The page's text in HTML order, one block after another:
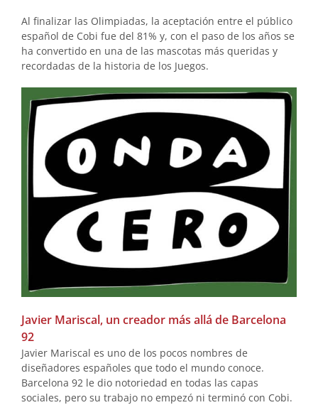
Al finalizar las Olimpiadas, la aceptación entre el público
español de Cobi fue del 81% y, con el paso de los años se
ha convertido en una de las mascotas más queridas y
recordadas de la historia de los Juegos.
Javier Mariscal, un creador más allá de Barcelona
92
Javier Mariscal es uno de los pocos nombres de
diseñadores españoles que todo el mundo conoce.
Barcelona 92 le dio notoriedad en todas las capas
sociales, pero su trabajo no empezó ni terminó con Cobi.